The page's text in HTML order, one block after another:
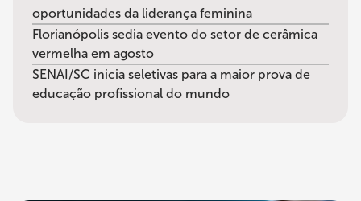
oportunidades da liderança feminina
Florianópolis sedia evento do setor de cerâmica
vermelha em agosto
SENAI/SC inicia seletivas para a maior prova de
educação profissional do mundo